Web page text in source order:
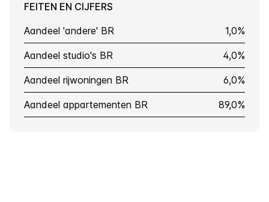
FEITEN EN CIJFERS
Aandeel 'andere' BR
1,0%
Aandeel studio's BR 4,0%
Aandeel rijwoningen BR 6,0%
Aandeel appartementen BR 89,0%